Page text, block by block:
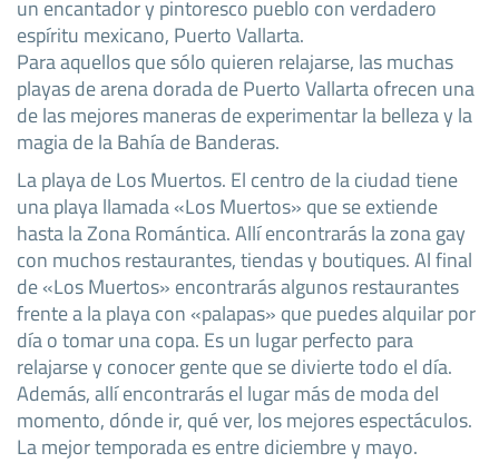
un encantador y pintoresco pueblo con verdadero
espíritu mexicano, Puerto Vallarta.
Para aquellos que sólo quieren relajarse, las muchas
playas de arena dorada de Puerto Vallarta ofrecen una
de las mejores maneras de experimentar la belleza y la
magia de la Bahía de Banderas.
La playa de Los Muertos. El centro de la ciudad tiene
una playa llamada «Los Muertos» que se extiende
hasta la Zona Romántica. Allí encontrarás la zona gay
con muchos restaurantes, tiendas y boutiques. Al final
de «Los Muertos» encontrarás algunos restaurantes
frente a la playa con «palapas» que puedes alquilar por
día o tomar una copa. Es un lugar perfecto para
relajarse y conocer gente que se divierte todo el día.
Además, allí encontrarás el lugar más de moda del
momento, dónde ir, qué ver, los mejores espectáculos.
La mejor temporada es entre diciembre y mayo.